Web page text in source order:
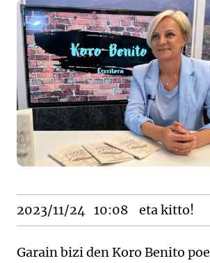
2023/11/24 10:08 eta kitto!
Garain bizi den Koro Benito